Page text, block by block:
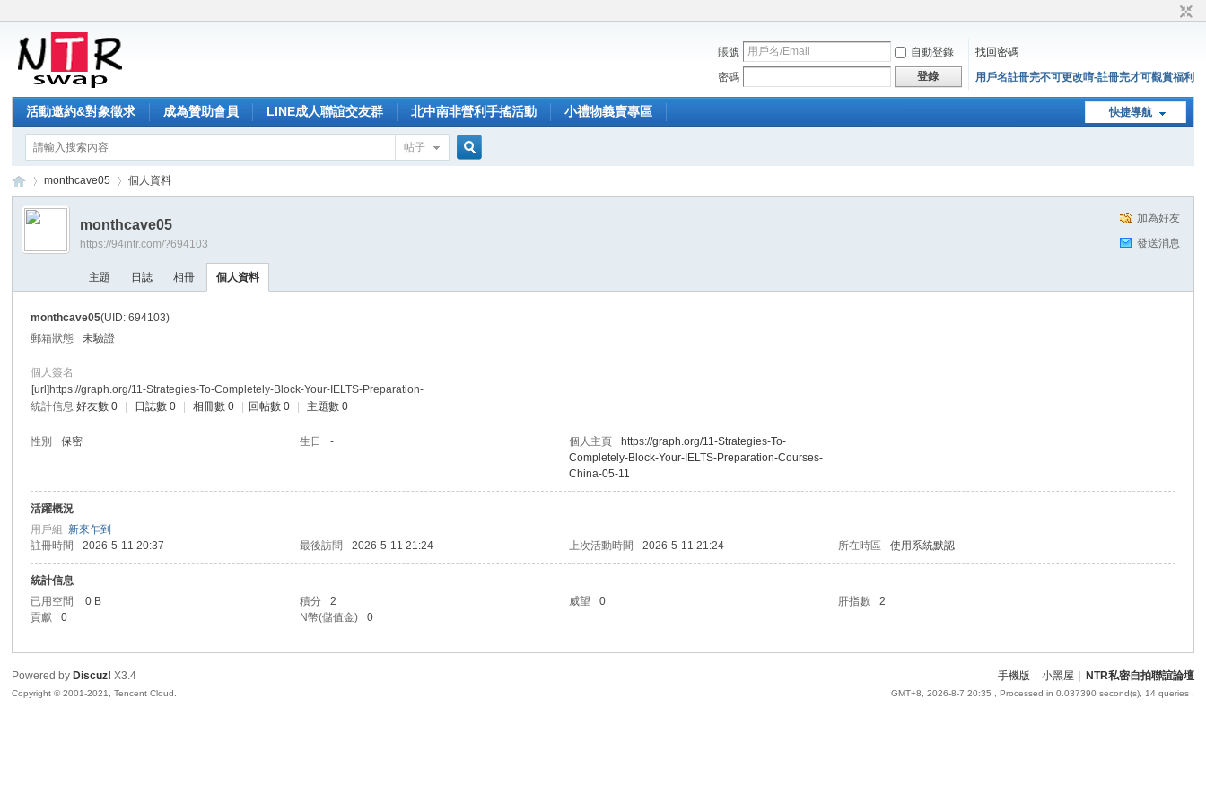
賬號 自動登錄
找回密碼
密碼
登錄 用戶名註冊完不可更改唷-註冊完才可觀賞福利
快捷導航
活動邀約&對象徵求 成為贊助會員 LINE成人聯誼交友群 北中南非營利手搖活動 小禮物義賣專區
帖子
NT›
monthcave05 個人資料
加為好友
發送消息
monthcave05
https://94intr.com/?694103
主題 日誌 相冊 個人資料
monthcave05(UID: 694103)
郵箱狀態
未驗證
個人簽名
[url]https://graph.org/11-Strategies-To-Completely-Block-Your-IELTS-Preparation-
統計信息 好友數 0 日誌數 0 相冊數 0 回帖數 0 主題數 0
性別 保密 生日 - 個人主頁
https://graph.org/11-Strategies-To-
Completely-Block-Your-IELTS-Preparation-Courses-
China-05-11
活躍概況
用戶組新來乍到
註冊時間
2026-5-11 20:37 最後訪問 2026-5-11 21:24 上次活動時間 2026-5-11 21:24 所在時區 使用系統默認
統計信息
已用空間
0 B 積分 2 威望 0 肝指數
2
貢獻
0 N幣(儲值金) 0
手機版 小黑屋 NTR私密自拍聯誼論壇
GMT+8, 2026-8-7 20:35 , Processed in 0.037390 second(s), 14 queries .
Powered by Discuz! X3.4
Copyright © 2001-2021, Tencent Cloud.